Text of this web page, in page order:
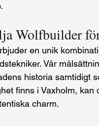
Wolfbuilder
en unik
Vår
historia samtidigt
finns i Vaxholm,
charm.